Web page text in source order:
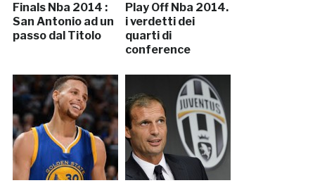
Finals Nba 2014 :
San Antonio ad un
passo dal Titolo
Play Off Nba 2014.
i verdetti dei
quarti di
conference